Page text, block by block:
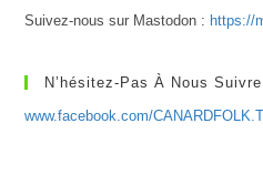
Suivez-nous sur Mastodon : https://
N’hésitez-Pas À Nous
www.facebook.com/